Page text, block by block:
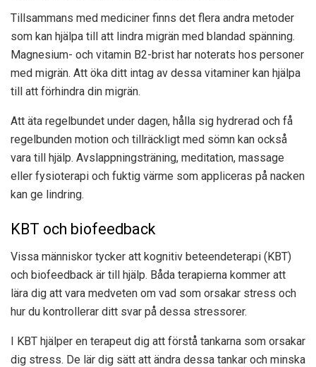
Tillsammans med mediciner finns det flera andra metoder
som kan hjälpa till att lindra migrän med blandad spänning.
Magnesium- och vitamin B2-brist har noterats hos personer
med migrän. Att öka ditt intag av dessa vitaminer kan hjälpa
till att förhindra din migrän.
Att äta regelbundet under dagen, hålla sig hydrerad och få
regelbunden motion och tillräckligt med sömn kan också
vara till hjälp. Avslappningsträning, meditation, massage
eller fysioterapi och fuktig värme som appliceras på nacken
kan ge lindring.
KBT och biofeedback
Vissa människor tycker att kognitiv beteendeterapi (KBT)
och biofeedback är till hjälp. Båda terapierna kommer att
lära dig att vara medveten om vad som orsakar stress och
hur du kontrollerar ditt svar på dessa stressorer.
I KBT hjälper en terapeut dig att förstå tankarna som orsakar
dig stress. De lär dig sätt att ändra dessa tankar och minska